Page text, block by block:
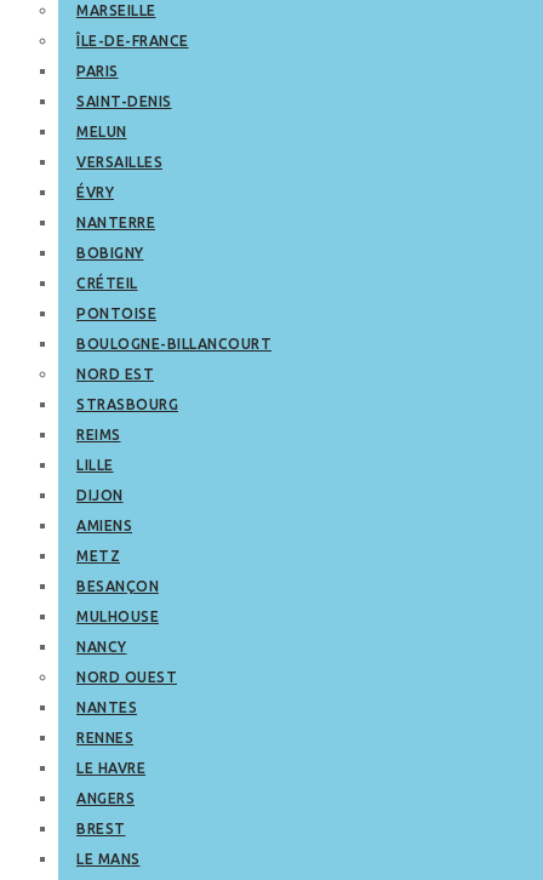
MARSEILLE
ÎLE-DE-FRANCE
PARIS
SAINT-DENIS
MELUN
VERSAILLES
ÉVRY
NANTERRE
BOBIGNY
CRÉTEIL
PONTOISE
BOULOGNE-BILLANCOURT
NORD EST
STRASBOURG
REIMS
LILLE
DIJON
AMIENS
METZ
BESANÇON
MULHOUSE
NANCY
NORD OUEST
NANTES
RENNES
LE HAVRE
ANGERS
BREST
LE MANS